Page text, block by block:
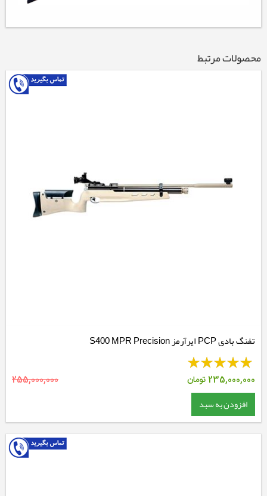
محصولات مرتبط
تفنگ بادی PCP ایرآرمز S400 MPR Precision
235,000,000تومان 255,000,000
افزودن به سبد